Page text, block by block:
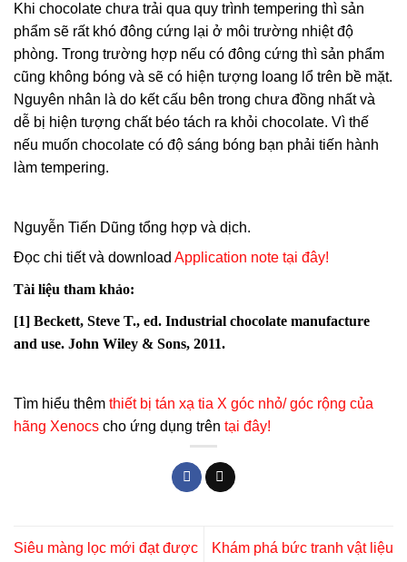
Khi chocolate chưa trải qua quy trình tempering thì sản
phẩm sẽ rất khó đông cứng lại ở môi trường nhiệt độ
phòng. Trong trường hợp nếu có đông cứng thì sản phẩm
cũng không bóng và sẽ có hiện tượng loang lổ trên bề mặt.
Nguyên nhân là do kết cấu bên trong chưa đồng nhất và
dễ bị hiện tượng chất béo tách ra khỏi chocolate. Vì thế
nếu muốn chocolate có độ sáng bóng bạn phải tiến hành
làm tempering.
Nguyễn Tiến Dũng tổng hợp và dịch.
Đọc chi tiết và download Application note tại đây!
Tài liệu tham khảo:
[1] Beckett, Steve T., ed. Industrial chocolate manufacture
and use. John Wiley & Sons, 2011.
Tìm hiểu thêm thiết bị tán xạ tia X góc nhỏ/ góc rộng của
hãng Xenocs cho ứng dụng trên tại đây!
Siêu màng lọc mới đạt được
Khám phá bức tranh vật liệu